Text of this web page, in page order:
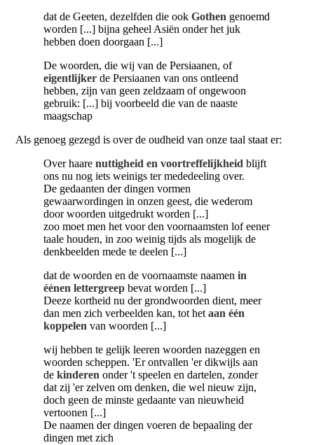
dat de Geeten, dezelfden die ook Gothen genoemd
worden [...] bijna geheel Asiën onder het juk
hebben doen doorgaan [...]
De woorden, die wij van de Persiaanen, of
eigentlijker de Persiaanen van ons ontleend
hebben, zijn van geen zeldzaam of ongewoon
gebruik: [...] bij voorbeeld die van de naaste
maagschap
Als genoeg gezegd is over de oudheid van onze taal staat er:
Over haare nuttigheid en voortreffelijkheid blijft
ons nu nog iets weinigs ter mededeeling over.
De gedaanten der dingen vormen
gewaarwordingen in onzen geest, die wederom
door woorden uitgedrukt worden [...]
zoo moet men het voor den voornaamsten lof eener
taale houden, in zoo weinig tijds als mogelijk de
denkbeelden mede te deelen [...]
dat de woorden en de voornaamste naamen in
éénen lettergreep bevat worden [...]
Deeze kortheid nu der grondwoorden dient, meer
dan men zich verbeelden kan, tot het aan één
koppelen van woorden [...]
wij hebben te gelijk leeren woorden nazeggen en
woorden scheppen. 'Er ontvallen 'er dikwijls aan
de kinderen onder 't speelen en dartelen, zonder
dat zij 'er zelven om denken, die wel nieuw zijn,
doch geen de minste gedaante van nieuwheid
vertoonen [...]
De naamen der dingen voeren de bepaaling der
dingen met zich